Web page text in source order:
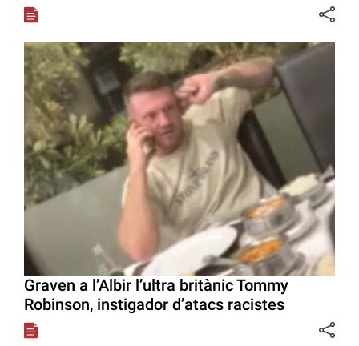
Graven a l’Albir l’ultra britànic Tommy
Robinson, instigador d’atacs racistes